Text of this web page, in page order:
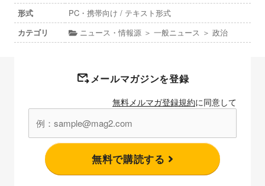
形式
PC・携帯向け / テキスト形式
カテゴリ
ニュース・情報源 ＞ 一般ニュース ＞ 政治
メールマガジンを登録
無料メルマガ登録規約に同意して
無料で購読する